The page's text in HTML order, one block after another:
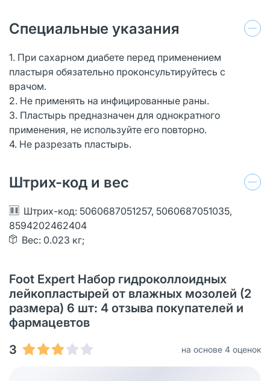
Специальные указания
1. При сахарном диабете перед применением
пластыря обязательно проконсультируйтесь с
врачом.
2. Не применять на инфицированные раны.
3. Пластырь предназначен для однократного
применения, не используйте его повторно.
4. Не разрезать пластырь.
Штрих-код и вес
Штрих-код: 5060687051257, 5060687051035,
8594202462404
Вес: 0.023 кг;
Foot Expert Набор гидроколлоидных
лейкопластырей от влажных мозолей (2
размера) 6 шт: 4 отзыва покупателей и
фармацевтов
3
на основе 4 оценок